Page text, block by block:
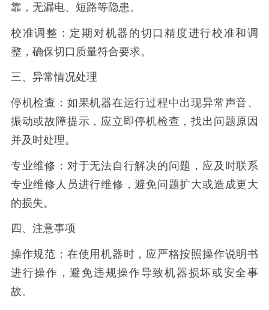
靠，无漏电、短路等隐患。
校准调整：定期对机器的切口精度进行校准和调
整，确保切口质量符合要求。
三、异常情况处理
停机检查：如果机器在运行过程中出现异常声音、
振动或故障提示，应立即停机检查，找出问题原因
并及时处理。
专业维修：对于无法自行解决的问题，应及时联系
专业维修人员进行维修，避免问题扩大或造成更大
的损失。
四、注意事项
操作规范：在使用机器时，应严格按照操作说明书
进行操作，避免违规操作导致机器损坏或安全事
故。